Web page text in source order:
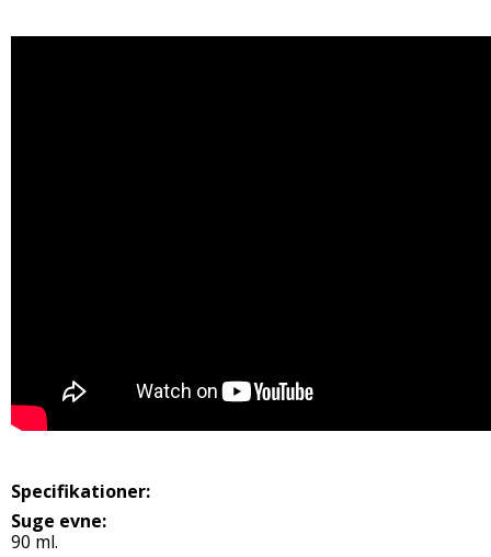
Specifikationer:
Suge evne:
90 ml.